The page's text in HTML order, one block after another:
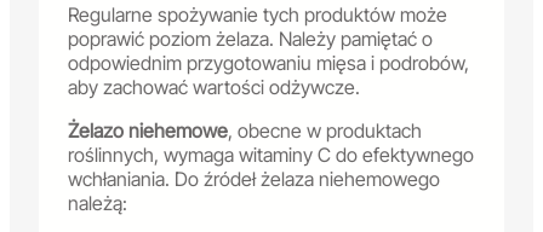
Regularne spożywanie tych produktów może
poprawić poziom żelaza. Należy pamiętać o
odpowiednim przygotowaniu mięsa i podrobów,
aby zachować wartości odżywcze.
Żelazo niehemowe, obecne w produktach
roślinnych, wymaga witaminy C do efektywnego
wchłaniania. Do źródeł żelaza niehemowego
należą: